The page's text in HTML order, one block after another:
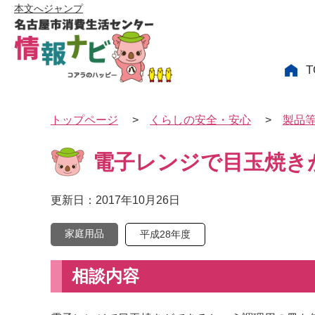
本文へジャンプ
トップページ > くらしの安全・安心 > 製品
電子レンジで目玉焼
更新日：2017年10月26日
家庭用品 平成28年度
相談内容